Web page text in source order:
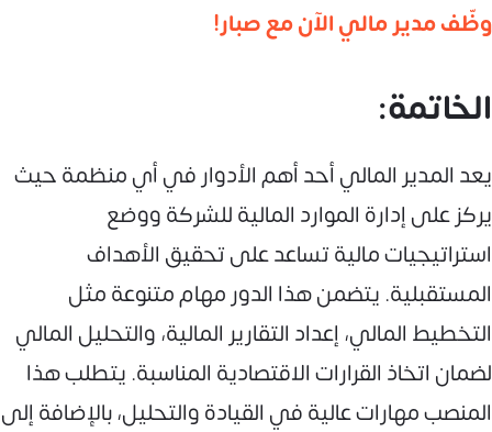
وظّف مدير مالي الآن مع صبار!
الخاتمة:
يعد المدير المالي أحد أهم الأدوار في أي منظمة حيث
يركز على إدارة الموارد المالية للشركة ووضع
استراتيجيات مالية تساعد على تحقيق الأهداف
المستقبلية. يتضمن هذا الدور مهام متنوعة مثل
التخطيط المالي، إعداد التقارير المالية، والتحليل المالي
لضمان اتخاذ القرارات الاقتصادية المناسبة. يتطلب هذا
المنصب مهارات عالية في القيادة والتحليل، بالإضافة إلى